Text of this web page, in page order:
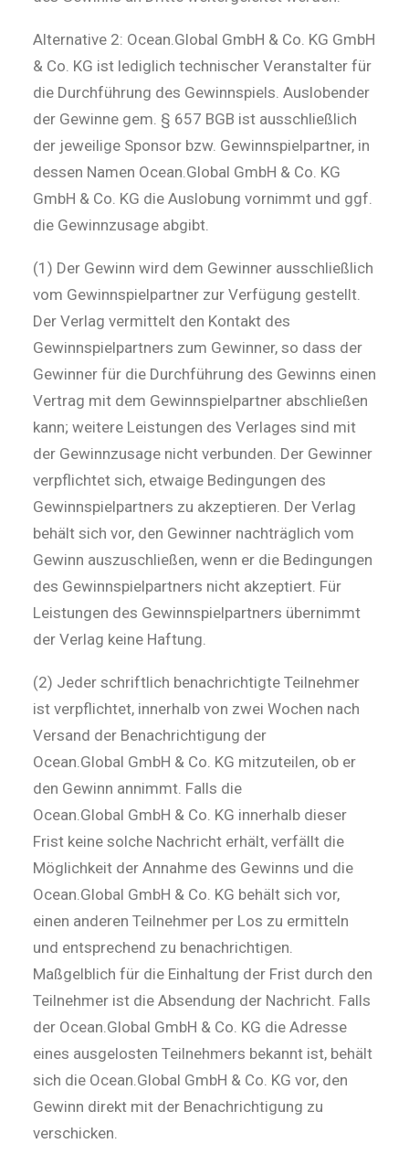
Alternative 2: Ocean.Global GmbH & Co. KG GmbH
& Co. KG ist lediglich technischer Veranstalter für
die Durchführung des Gewinnspiels. Auslobender
der Gewinne gem. § 657 BGB ist ausschließlich
der jeweilige Sponsor bzw. Gewinnspielpartner, in
dessen Namen Ocean.Global GmbH & Co. KG
GmbH & Co. KG die Auslobung vornimmt und ggf.
die Gewinnzusage abgibt.
(1) Der Gewinn wird dem Gewinner ausschließlich
vom Gewinnspielpartner zur Verfügung gestellt.
Der Verlag vermittelt den Kontakt des
Gewinnspielpartners zum Gewinner, so dass der
Gewinner für die Durchführung des Gewinns einen
Vertrag mit dem Gewinnspielpartner abschließen
kann; weitere Leistungen des Verlages sind mit
der Gewinnzusage nicht verbunden. Der Gewinner
verpflichtet sich, etwaige Bedingungen des
Gewinnspielpartners zu akzeptieren. Der Verlag
behält sich vor, den Gewinner nachträglich vom
Gewinn auszuschließen, wenn er die Bedingungen
des Gewinnspielpartners nicht akzeptiert. Für
Leistungen des Gewinnspielpartners übernimmt
der Verlag keine Haftung.
(2) Jeder schriftlich benachrichtigte Teilnehmer
ist verpflichtet, innerhalb von zwei Wochen nach
Versand der Benachrichtigung der
Ocean.Global GmbH & Co. KG mitzuteilen, ob er
den Gewinn annimmt. Falls die
Ocean.Global GmbH & Co. KG innerhalb dieser
Frist keine solche Nachricht erhält, verfällt die
Möglichkeit der Annahme des Gewinns und die
Ocean.Global GmbH & Co. KG behält sich vor,
einen anderen Teilnehmer per Los zu ermitteln
und entsprechend zu benachrichtigen.
Maßgelblich für die Einhaltung der Frist durch den
Teilnehmer ist die Absendung der Nachricht. Falls
der Ocean.Global GmbH & Co. KG die Adresse
eines ausgelosten Teilnehmers bekannt ist, behält
sich die Ocean.Global GmbH & Co. KG vor, den
Gewinn direkt mit der Benachrichtigung zu
verschicken.